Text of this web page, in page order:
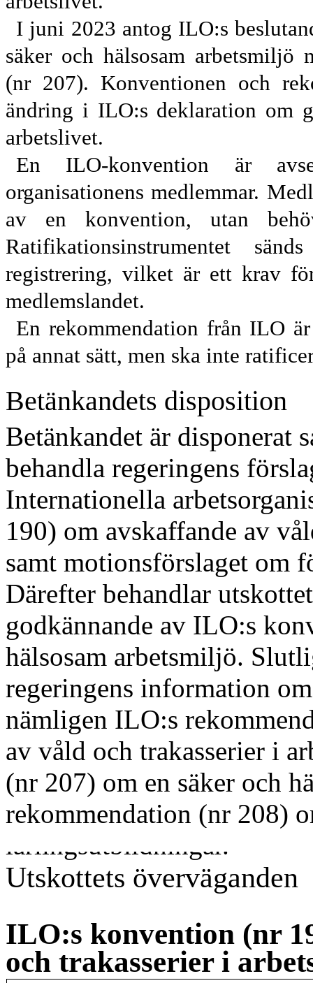
I juni 2023 antog ILO:s
säker och hälsosam arbetsmiljö
(nr 207). Konventionen och
ändring i ILO:s deklaration om
arbetslivet.
En ILO-konvention är
organisationens medlemmar.
av en konvention, utan
Ratifikationsinstrumentet
registrering, vilket är ett krav
medlemslandet.
En rekommendation från ILO
på annat sätt, men ska inte
Betänkandets disposition
Betänkandet är disponerat
behandla regeringens
Internationella
190) om avskaffande av
samt motionsförslaget om
Därefter behandlar
godkännande av ILO:s
hälsosam arbetsmiljö.
regeringens information
nämligen ILO:s
av våld och trakasserier i
(nr 207) om en säker och
rekommendation (nr 208)
lärlingsutbildningar.
Utskottets överväganden
ILO:s konvention (nr
och trakasserier i